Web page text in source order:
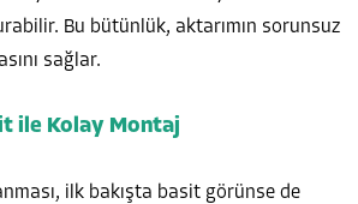
Bu bütünlük, aktarımın sorunsuz
sağlar.
ile Kolay Montaj
ilk bakışta basit görünse de